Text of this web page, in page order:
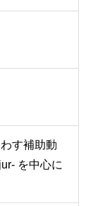
す補助動
を中心に